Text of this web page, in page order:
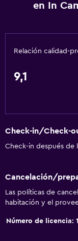
Piso de mosaico/
Wifi disponible en
Alarma de humo
Calefacción
en In
Relación calidad-
9,1
Check-in/Check-
Check-in después de
Cancelación/
Las políticas de
habitación y el
Número de licencia: